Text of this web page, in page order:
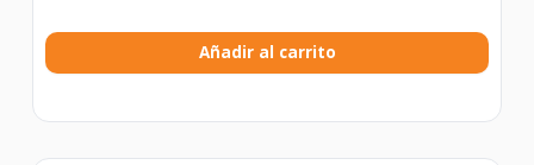
Añadir al carrito